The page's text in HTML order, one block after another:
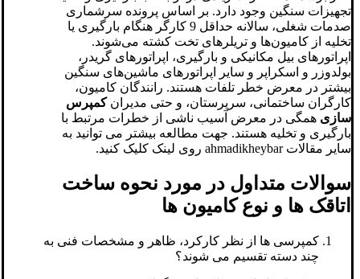
تجهیزات سنگین وجود دارد. بر اساس پرونده سرشماری
صدمات شغلی، سالانه حداقل 9 کارگر هنگام بارگیری یا
تخلیه از کامیون‌ها و تریلرهای تخت کشته می‌شوند.
اپراتورهای بیل مکانیکی و بارگیری، اپراتورهای گریدر،
بولدوزر و اسکراپر و سایر اپراتورهای ماشین‌های سنگین
بیشتر در معرض خطر تلفات هستند. رانندگان کامیون،
کارگران ساختمانی، سرپرستان، و حتی مدیرانکمپرس
سازی همگی در معرض آسیب ناشی از خطرات مرتبط با
بارگیری و تخلیه هستند. جهت مطالعه بیشتر می توانید به
سایر مقالات ahmadikheybar روی لینک کلیک کنید.
سوالات متداول در مورد نحوه ساخت
اتاقک ها و نوع کامیون ها
کمپرسی ها از نظر کارکرد، ظاهر و مشخصات فنی به
چند دسته تقسیم می شوند؟